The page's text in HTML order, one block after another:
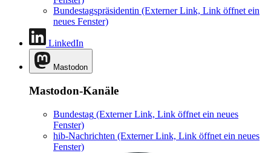
Bundestagspräsidentin (Externer Link, Link öffnet ein
neues Fenster)
LinkedIn
Mastodon
Mastodon-Kanäle
Bundestag (Externer Link, Link öffnet ein neues
Fenster)
hib-Nachrichten (Externer Link, Link öffnet ein neues
Fenster)